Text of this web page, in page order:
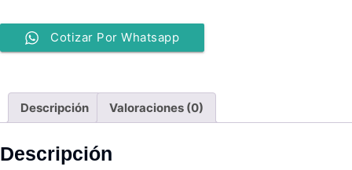
Cotizar Por Whatsapp
Descripción Valoraciones (0)
Descripción